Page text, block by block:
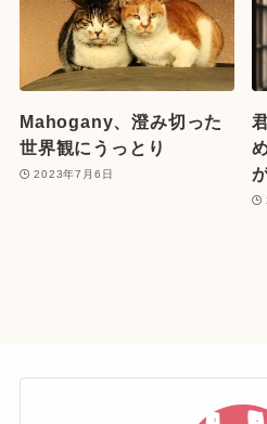
Mahogany、澄み切った
世界観にうっとり
2023年7月6日